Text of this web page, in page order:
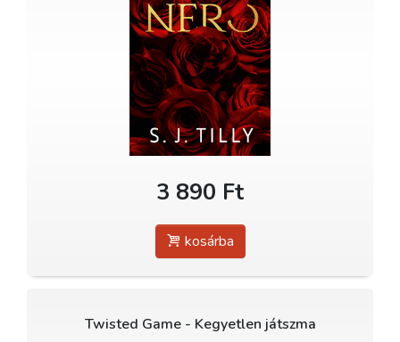
3 890 Ft
kosárba
Twisted Game - Kegyetlen játszma